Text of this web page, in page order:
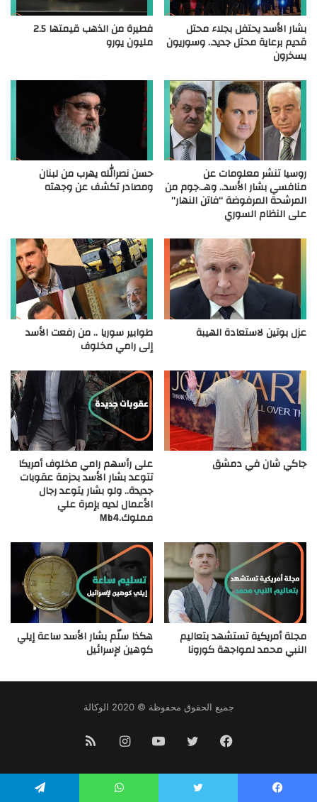
بشار الأسد يحتفل بجلاء محتل
قديم برعاية محتل جديد.. وسوريون
يسخرون
فطيرة من الذهب قيمتها 2.5
مليون يورو
روسيا تنشر معلومات عن
منافسي بشار الأسد.. وهـ.جوم من
المرشحة المرفوضة “فاتن النهار”
على النظام السوري
حسن نصرالله يهرب من لبنان
ومصادر تكشف عن وجهته
عزل بوتين لاستعادة الهيبة طوابير سوريا .. من رفعت الأسد
إلى رامي مخلوف
جاكي شان في دمشق على رأسهم رامي مخلوف أمريكا
تتوعد بشار الأسد بحزمة عقوبات
جديدة.. ولو بشار يتوعد رجال
الأعمال لديه بإمرة علي
مملوك.Mb4
مجلة أمريكية تستشهد بتعاليم
النبي محمد لمواجهة كورونا
هكذا سلّم بشار الأسد ساعة إيلي
كوهين لإسرائيل
جميع الحقوق محفوظة © 2020 الوكالة
فيسبوك تويتر يوتيوب انستقرام
الموقع